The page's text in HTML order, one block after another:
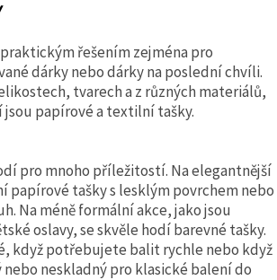
řešením zejména pro
dárky nebo dárky na poslední chvíli.
tvarech a z různých materiálů,
jsou papírové a textilní tašky.
pro mnoho příležitostí. Na elegantnější
papírové tašky s lesklým povrchem nebo
Na méně formální akce, jako jsou
oslavy, se skvěle hodí barevné tašky.
když potřebujete balit rychle nebo když
neskladný pro klasické balení do